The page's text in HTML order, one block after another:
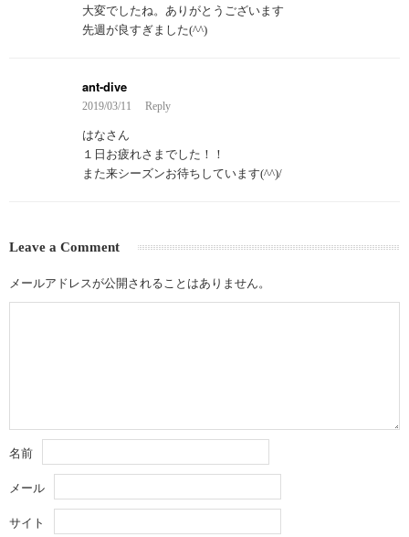
大変でしたね。ありがとうございます
先週が良すぎました(^^)
ant-dive
2019/03/11 Reply
はなさん
１日お疲れさまでした！！
また来シーズンお待ちしています(^^)/
Leave a Comment
メールアドレスが公開されることはありません。
名前
メール
サイト